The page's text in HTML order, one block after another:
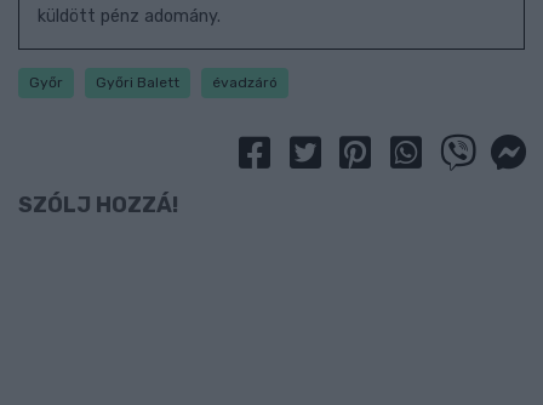
küldött pénz adomány.
Győr Győri Balett évadzáró
SZÓLJ HOZZÁ!